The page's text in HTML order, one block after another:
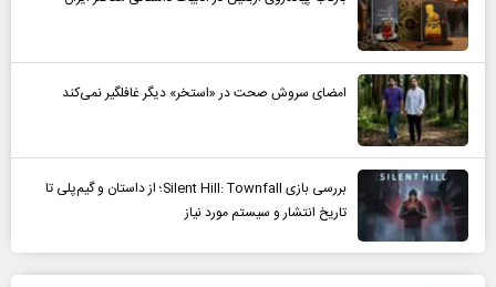
امضای سروش صحت در «استخر» دیگر غافلگیر نمی‌کند
بررسی بازی Silent Hill: Townfall؛ از داستان و گیم‌پلی تا
تاریخ انتشار و سیستم مورد نیاز